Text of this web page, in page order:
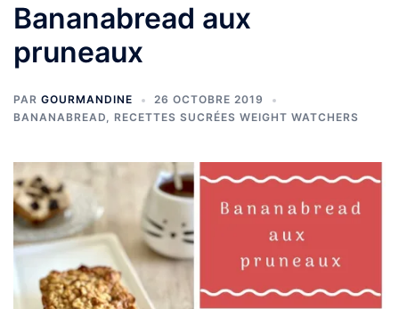
Bananabread aux
pruneaux
PAR GOURMANDINE
26 OCTOBRE 2019
BANANABREAD, RECETTES SUCRÉES WEIGHT WATCHERS